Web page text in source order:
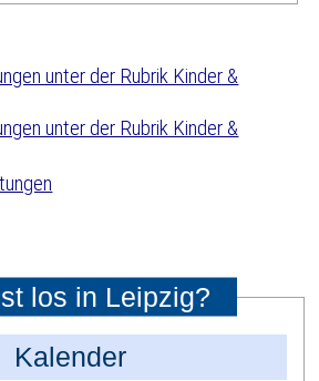
los in Leipzig?
Kalender